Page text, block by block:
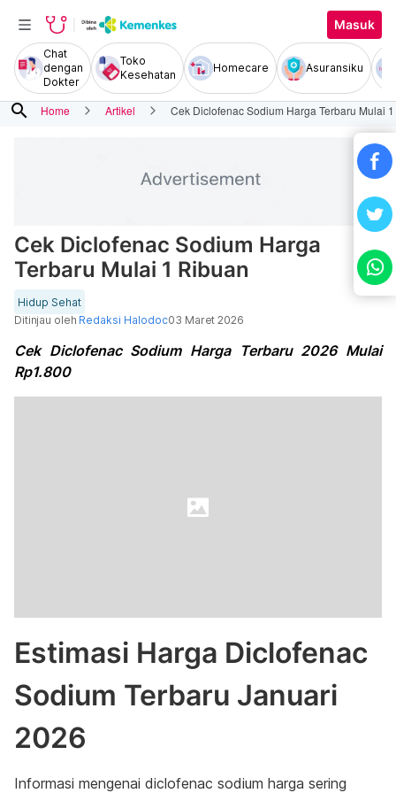
Masuk
Chat
dengan
Dokter
Toko
Kesehatan
Homecare Asuransiku
search Home Artikel Cek Diclofenac Sodium Harga Terbaru Mulai
Cek Diclofenac Sodium Harga
Terbaru Mulai 1 Ribuan
Hidup Sehat
Ditinjau oleh Redaksi Halodoc03 Maret 2026
Cek Diclofenac Sodium Harga Terbaru 2026 Mulai
Rp1.800
Estimasi Harga Diclofenac
Sodium Terbaru Januari
2026
Informasi mengenai diclofenac sodium harga sering